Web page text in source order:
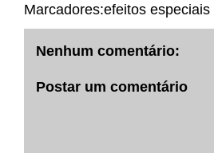
Marcadores:efeitos especiais
Nenhum comentário:
Postar um comentário